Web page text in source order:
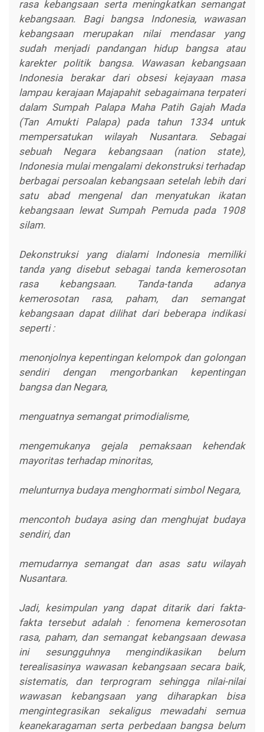
rasa kebangsaan serta meningkatkan semangat
kebangsaan. Bagi bangsa Indonesia, wawasan
kebangsaan merupakan nilai mendasar yang
sudah menjadi pandangan hidup bangsa atau
karekter politik bangsa. Wawasan kebangsaan
Indonesia berakar dari obsesi kejayaan masa
lampau kerajaan Majapahit sebagaimana terpateri
dalam Sumpah Palapa Maha Patih Gajah Mada
(Tan Amukti Palapa) pada tahun 1334 untuk
mempersatukan wilayah Nusantara. Sebagai
sebuah Negara kebangsaan (nation state),
Indonesia mulai mengalami dekonstruksi terhadap
berbagai persoalan kebangsaan setelah lebih dari
satu abad mengenal dan menyatukan ikatan
kebangsaan lewat Sumpah Pemuda pada 1908
silam.
Dekonstruksi yang dialami Indonesia memiliki
tanda yang disebut sebagai tanda kemerosotan
rasa kebangsaan. Tanda-tanda adanya
kemerosotan rasa, paham, dan semangat
kebangsaan dapat dilihat dari beberapa indikasi
seperti :
menonjolnya kepentingan kelompok dan golongan
sendiri dengan mengorbankan kepentingan
bangsa dan Negara,
menguatnya semangat primodialisme,
mengemukanya gejala pemaksaan kehendak
mayoritas terhadap minoritas,
melunturnya budaya menghormati simbol Negara,
mencontoh budaya asing dan menghujat budaya
sendiri, dan
memudarnya semangat dan asas satu wilayah
Nusantara.
Jadi, kesimpulan yang dapat ditarik dari fakta-
fakta tersebut adalah : fenomena kemerosotan
rasa, paham, dan semangat kebangsaan dewasa
ini sesungguhnya mengindikasikan belum
terealisasinya wawasan kebangsaan secara baik,
sistematis, dan terprogram sehingga nilai-nilai
wawasan kebangsaan yang diharapkan bisa
mengintegrasikan sekaligus mewadahi semua
keanekaragaman serta perbedaan bangsa belum